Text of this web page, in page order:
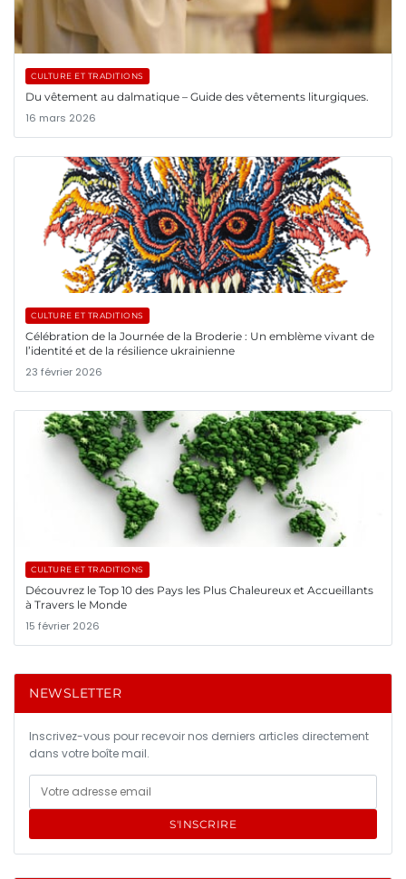
CULTURE ET TRADITIONS
Du vêtement au dalmatique – Guide des vêtements liturgiques.
16 mars 2026
CULTURE ET TRADITIONS
Célébration de la Journée de la Broderie : Un emblème vivant de
l’identité et de la résilience ukrainienne
23 février 2026
CULTURE ET TRADITIONS
Découvrez le Top 10 des Pays les Plus Chaleureux et Accueillants
à Travers le Monde
15 février 2026
NEWSLETTER
Inscrivez-vous pour recevoir nos derniers articles directement
dans votre boîte mail.
S'INSCRIRE